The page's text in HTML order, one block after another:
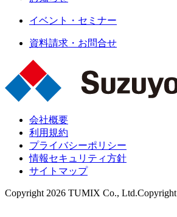
イベント・セミナー
資料請求・お問合せ
会社概要
利用規約
プライバシーポリシー
情報セキュリティ方針
サイトマップ
Copyright 2026 TUMIX Co., Ltd.Copyright